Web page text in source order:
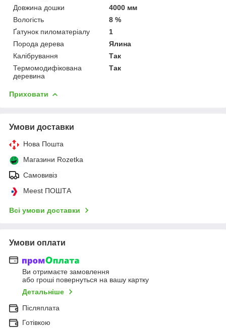
Довжина дошки
4000 мм
Вологість
8 %
Ґатунок пиломатеріалу
1
Порода дерева
Ялина
Калібрування
Так
Термомодифікована
деревина
Так
Приховати
Умови доставки
Нова Пошта
Магазини Rozetka
Самовивіз
Meest ПОШТА
Всі умови доставки
Умови оплати
Ви отримаєте замовлення
або гроші повернуться на вашу картку
Детальніше
Післяплата
Готівкою